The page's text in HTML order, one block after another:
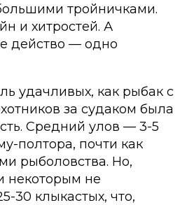
тройничками.
и хитростей. А
действо — одно
удачливых, как рыбак с
за судаком была
Средний улов — 3-5
полтора, почти как
рыболовства. Но,
некоторым не
30 клыкастых, что,